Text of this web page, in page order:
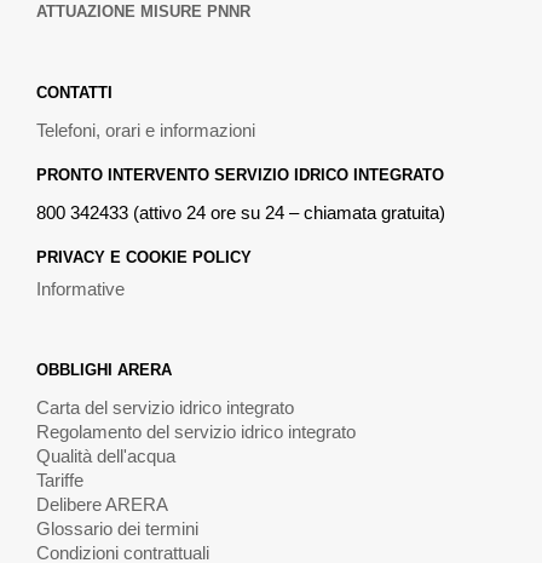
ATTUAZIONE MISURE PNNR
CONTATTI
Telefoni, orari e informazioni
PRONTO INTERVENTO SERVIZIO IDRICO INTEGRATO
800 342433 (attivo 24 ore su 24 – chiamata gratuita)
PRIVACY E COOKIE POLICY
Informative
OBBLIGHI ARERA
Carta del servizio idrico integrato
Regolamento del servizio idrico integrato
Qualità dell'acqua
Tariffe
Delibere ARERA
Glossario dei termini
Condizioni contrattuali